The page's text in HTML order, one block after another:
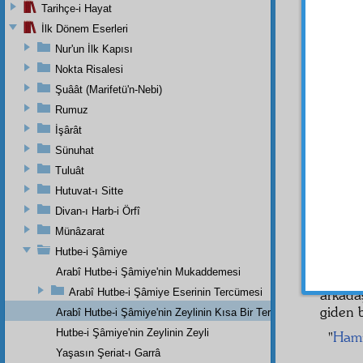
Biz
giden
"
Tarihçe-i Hayat
İlk Dönem Eserleri
Nur'un İlk Kapısı
Nokta Risalesi
Şuâât (Marifetü'n-Nebi)
Rumuz
İşârât
Sünuhat
Tuluât
Hutuvat-ı Sitte
Divan-ı Harb-i Örfî
Münâzarat
Hutbe-i Şâmiye
Arabî Hutbe-i Şâmiye'nin Mukaddemesi
Arabî Hutbe-i Şâmiye Eserinin Tercümesi
Arabî Hutbe-i Şâmiye'nin Zeylinin Kısa Bir Tercümesi
Hutbe-i Şâmiye'nin Zeylinin Zeyli
Yaşasın Şeriat-ı Garrâ